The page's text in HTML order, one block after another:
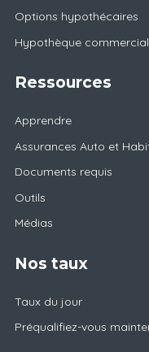
Options hypothécaires
Hypothèque
Ressources
Apprendre
Assurances Auto et
Documents requis
Outils
Médias
Nos taux
Taux du jour
Préqualifiez-vous